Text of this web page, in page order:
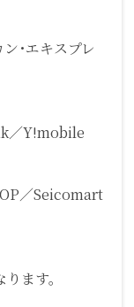
･エキスプレ
／Y!mobile
／Seicomart
ます。